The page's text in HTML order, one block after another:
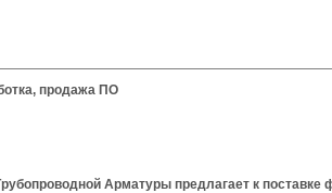
продажа ПО
Арматуры предлагает к